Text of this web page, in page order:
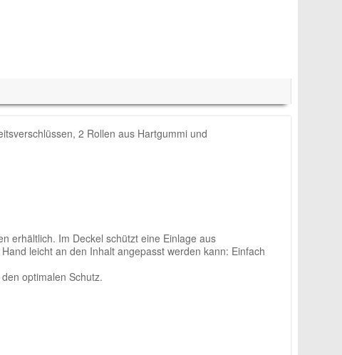
2 Rollen aus Hartgummi und
erhältlich. Im Deckel schützt eine Einlage aus
leicht an den Inhalt angepasst werden kann: Einfach
optimalen Schutz.